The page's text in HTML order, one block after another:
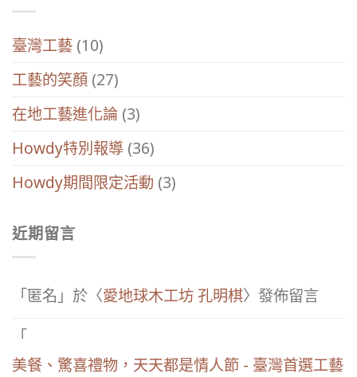
臺灣工藝 (10)
工藝的笑顏 (27)
在地工藝進化論 (3)
Howdy特別報導 (36)
Howdy期間限定活動 (3)
近期留言
「匿名 」於〈愛地球木工坊 孔明棋〉發佈留言
「
美餐、驚喜禮物，天天都是情人節 - 臺灣首選工藝